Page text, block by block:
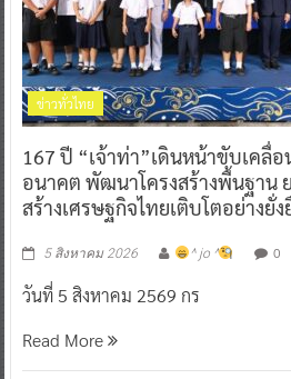
ข่าวทั่วไทย
167 ปี “เจ้าท่า”เดินหน้าขับเคลื่
อนาคต พัฒนาโครงสร้างพื้นฐาน
สร้างเศรษฐกิจไทยเติบโตอย่างยั่ง
5 สิงหาคม 2026 ^ jo ^ 0
วันที่ 5 สิงหาคม 2569 กร
Read More